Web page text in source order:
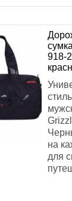
918-
на
для